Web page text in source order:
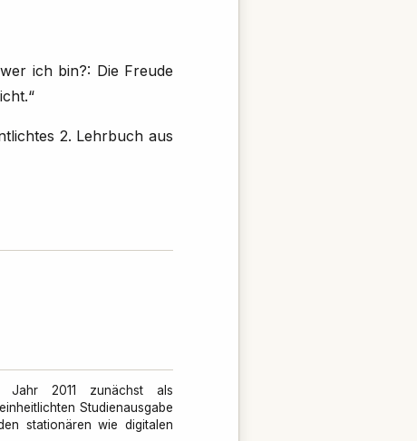
ich bin?: Die Freude
2. Lehrbuch aus
Jahr 2011 zunächst als
Studienausgabe
stationären wie digitalen